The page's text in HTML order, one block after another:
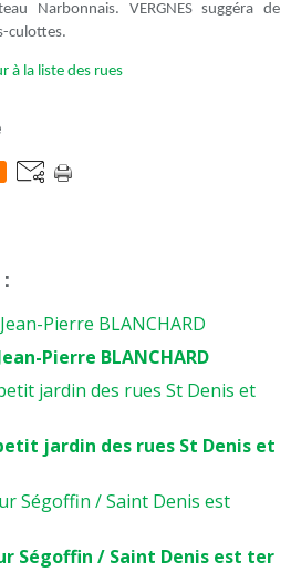
Narbonnais. VERGNES suggéra de
culottes.
à la liste des rues
Pierre BLANCHARD
jardin des rues St Denis et
Ségoffin / Saint Denis est ter